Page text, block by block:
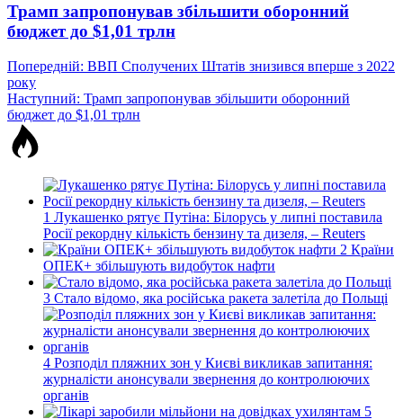
Трамп запропонував збільшити оборонний
бюджет до $1,01 трлн
Навігація
записів
Попередній: ВВП Сполучених Штатів знизився вперше з 2022
року
Наступний: Трамп запропонував збільшити оборонний
бюджет до $1,01 трлн
1 Лукашенко рятує Путіна: Білорусь у липні поставила
Росії рекордну кількість бензину та дизеля, – Reuters
2 Країни
ОПЕК+ збільшують видобуток нафти
3 Стало відомо, яка російська ракета залетіла до Польщі
4 Розподіл пляжних зон у Києві викликав запитання:
журналісти анонсували звернення до контролюючих
органів
5